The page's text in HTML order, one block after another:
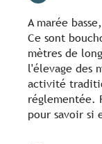
A marée
Ce sont
mètres de
l'élevage des
activité
réglementée.
pour savoir si